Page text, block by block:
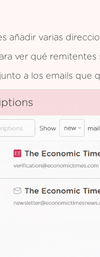
añadir varias
ver qué
a los emails que